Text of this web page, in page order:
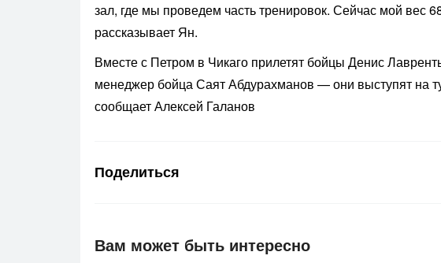
зал, где мы проведем часть тренировок. Сейчас мой вес
рассказывает Ян.
Вместе с Петром в Чикаго прилетят бойцы Денис
менеджер бойца Саят Абдурахманов — они выступят на
сообщает Алексей Галанов
Поделиться
Вам может быть интересно